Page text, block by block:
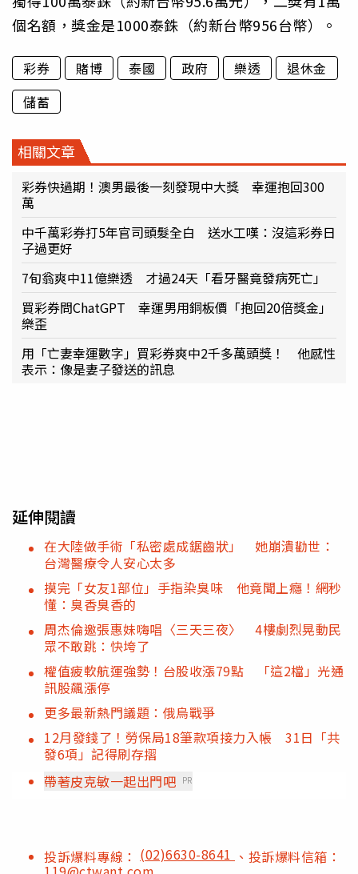
個名額，獎金是1000泰銖（約新台幣956台幣）。
彩券 賭博 泰國 政府 樂透
退休金
儲蓄
相關文章
彩券快過期！澳男最後一刻發現中大獎 幸運抱回300
萬
中千萬彩券打5年官司頭髮全白 送水工嘆：沒這彩券日
子過更好
7旬翁爽中11億樂透 才過24天「看牙醫竟發病死亡」
買彩券問ChatGPT 幸運男用銅板價「抱回20倍獎金」
樂歪
用「亡妻幸運數字」買彩券爽中2千多萬頭獎！ 他感性
表示：像是妻子發送的訊息
延伸閱讀
在大陸做手術「私密處成鋸齒狀」 她崩潰勸世：
台灣醫療令人安心太多
摸完「女友1部位」手指染臭味 他竟聞上癮！網秒
懂：臭香臭香的
周杰倫邀張惠妹嗨唱〈三天三夜〉 4樓劇烈晃動民
眾不敢跳：快垮了
權值疲軟航運強勢！台股收漲79點 「這2檔」光通
訊股飆漲停
更多最新熱門議題：俄烏戰爭
12月發錢了！勞保局18筆款項接力入帳 31日「共
發6項」記得刷存摺
帶著皮克敏一起出門吧 PR
投訴爆料專線： (02)6630-8641 、投訴爆料信箱：